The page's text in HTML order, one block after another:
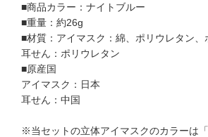
■商品カラー：ナイトブルー
■重量：約26g
■材質：アイマスク：綿、ポリウレタン、
耳せん：ポリウレタン
■原産国
アイマスク：日本
耳せん：中国
※当セットの立体アイマスクのカラーは